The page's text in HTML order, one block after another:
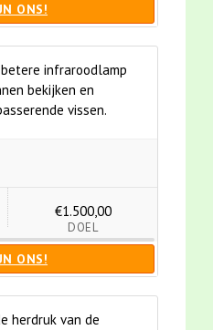
ONS!
infraroodlamp
bekijken en
vissen.
€1.500,00
DOEL
ONS!
herdruk van de